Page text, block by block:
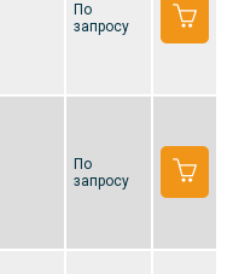
По
запросу
По
запросу